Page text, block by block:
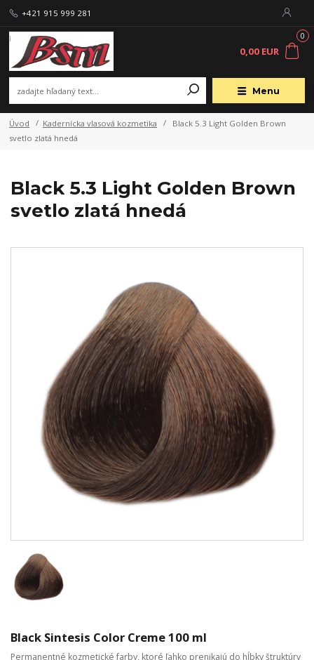
Menu
+421 915 999 281
0
0,00 EUR
Úvod Kadernícka vlasová kozmetika
Black 5.3 Light Golden Brown
svetlo zlatá hnedá
Black 5.3 Light Golden Brown
svetlo zlatá hnedá
Black Sintesis Color Creme 100 ml
Permanentné kozmetické farby, ktoré ľahko prenikajú do hĺbky štruktúry